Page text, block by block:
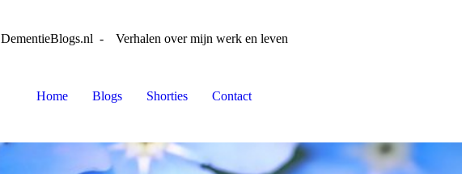
DementieBlogs.nl - Verhalen over mijn werk en leven
Home Blogs Shorties Contact